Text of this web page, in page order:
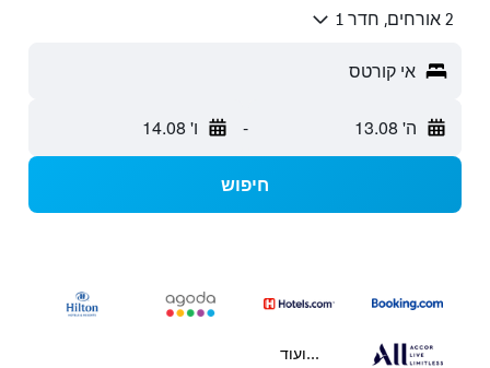
2 אורחים, חדר 1
אי קורטס
ה' 13.08 - ו' 14.08
חיפוש
...ועוד